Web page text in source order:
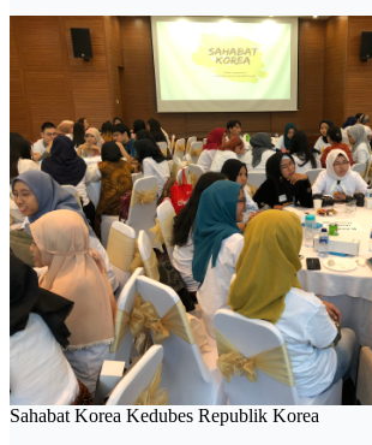
Sahabat Korea Kedubes Republik Korea